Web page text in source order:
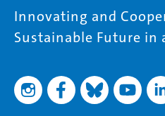
Innovating and
Sustainable Future in